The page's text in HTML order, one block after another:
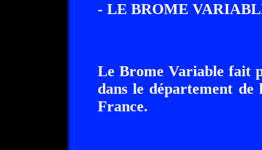
- LE BROME
Le Brome Variable fait
dans le département
France.